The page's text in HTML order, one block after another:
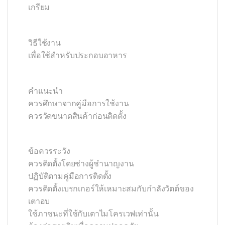
เกรียม
วิธีใช้งาน
เพื่อใช้สำหรับประกอบอาหาร
คำแนะนำ
ควรศึกษาจากคู่มือการใช้งาน
ควรวัดขนาดสินค้าก่อนติดตั้ง
ข้อควรระวัง
ควรติดตั้งโดยช่างผู้ชำนาญงาน
ปฏิบัติตามคู่มือการติดตั้ง
ควรติดตั้งเบรกเกอร์ให้เหมาะสมกับกำลังวัตต์ของ
เตาอบ
ใช้ภาชนะที่ใช้กับเตาไมโครเวฟเท่านั้น